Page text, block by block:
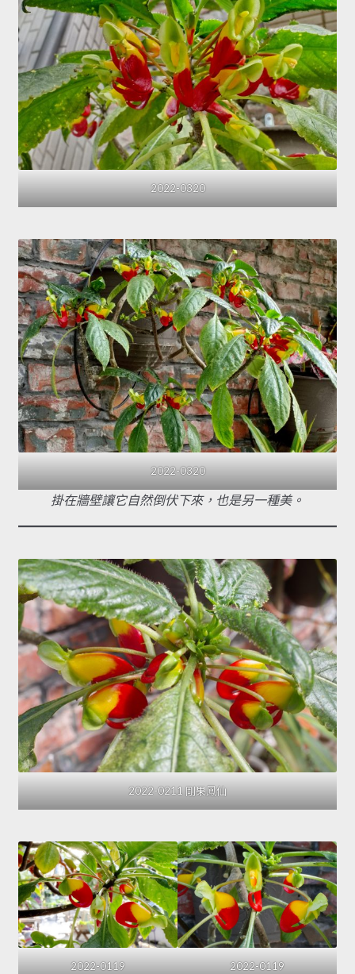
2022-0320
2022-0320
掛在牆壁讓它自然倒伏下來，也是另一種美。
2022-0211 剛果鳳仙
2022-0119 2022-0119